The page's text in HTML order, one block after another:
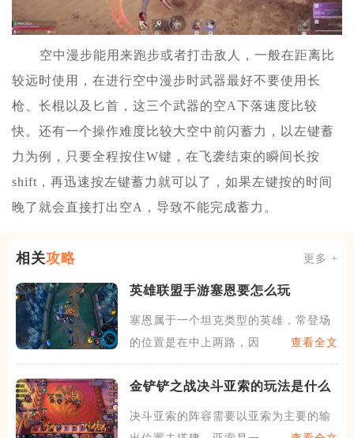
空中漫步能用来跑步或者打击敌人，一般在距离比
较远时使用，在进行空中漫步时武器最好不要使用长
枪、长棍以及匕首，这三个武器的空A下落速度比较
快。还有一个操作难度比较大空中前闪蓄力，以左键蓄
力为例，只要全程按住W键，在飞袭结束的瞬间长按
shift，再迅速按左键蓄力就可以了，如果左键按的时间
晚了就会直接打出空A，导致不能完成蓄力。
相关攻略 更多 +
英雄联盟手游塞恩要怎么玩
塞恩属于一个坦克类型的英雄，常登场
的位置是在中上两路，因为塞
查看全文
金铲铲之战决斗亚索的玩法是什么
决斗亚索的阵容需要以亚索为主要的输